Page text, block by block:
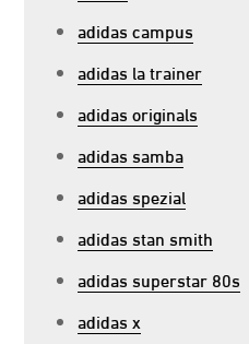
adidas campus
adidas la trainer
adidas originals
adidas samba
adidas spezial
adidas stan smith
adidas superstar 80s
adidas x